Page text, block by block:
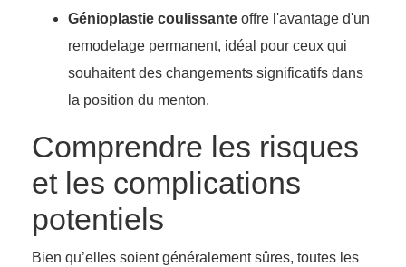
Génioplastie coulissante offre l'avantage d'un
remodelage permanent, idéal pour ceux qui
souhaitent des changements significatifs dans
la position du menton.
Comprendre les risques
et les complications
potentiels
Bien qu’elles soient généralement sûres, toutes les